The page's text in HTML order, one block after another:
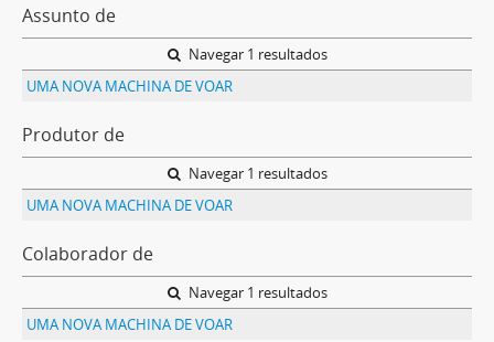
Assunto de
Navegar 1 resultados
UMA NOVA MACHINA DE VOAR
Produtor de
Navegar 1 resultados
UMA NOVA MACHINA DE VOAR
Colaborador de
Navegar 1 resultados
UMA NOVA MACHINA DE VOAR